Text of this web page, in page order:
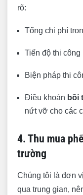
rõ:
Tổng chi phí
Tiến độ thi công
Biện pháp thi
Điều khoản bồi
nứt vỡ cho các
4. Thu mua
trường
Chúng tôi là đơn
qua trung gian,